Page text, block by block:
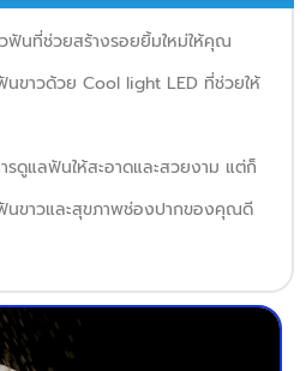
ฟันที่ช่วยสร้างรอยยิ้มใหม่ให้คุณ
ขาวด้วย Cool light LED ที่ช่วยให้
รดูแลฟันให้สะอาดและสวยงาม แต่ก็
นขาวและสุขภาพช่องปากของคุณดี